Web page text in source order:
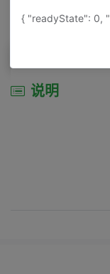
属性： 地图属性：
说明
{ "readyState": 0,